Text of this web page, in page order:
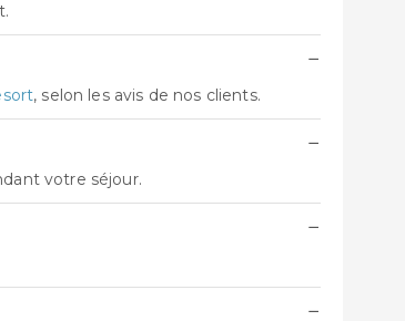
−
, selon les avis de nos clients.
−
votre séjour.
−
−